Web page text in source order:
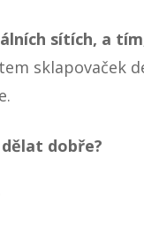
sítích, a
sklapovaček
dobře?